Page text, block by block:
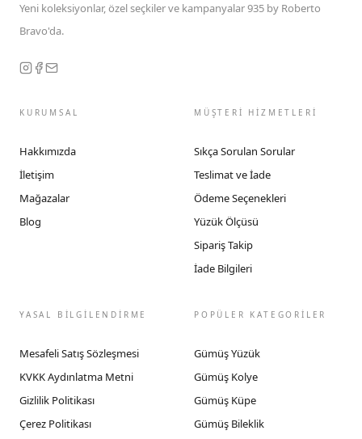
Yeni koleksiyonlar, özel seçkiler ve kampanyalar 935 by Roberto
Bravo'da.
KURUMSAL
Hakkımızda
İletişim
Mağazalar
Blog
MÜŞTERİ HİZMETLERİ
Sıkça Sorulan Sorular
Teslimat ve İade
Ödeme Seçenekleri
Yüzük Ölçüsü
Sipariş Takip
İade Bilgileri
YASAL BİLGİLENDİRME
Mesafeli Satış Sözleşmesi
KVKK Aydınlatma Metni
Gizlilik Politikası
Çerez Politikası
POPÜLER KATEGORİLER
Gümüş Yüzük
Gümüş Kolye
Gümüş Küpe
Gümüş Bileklik